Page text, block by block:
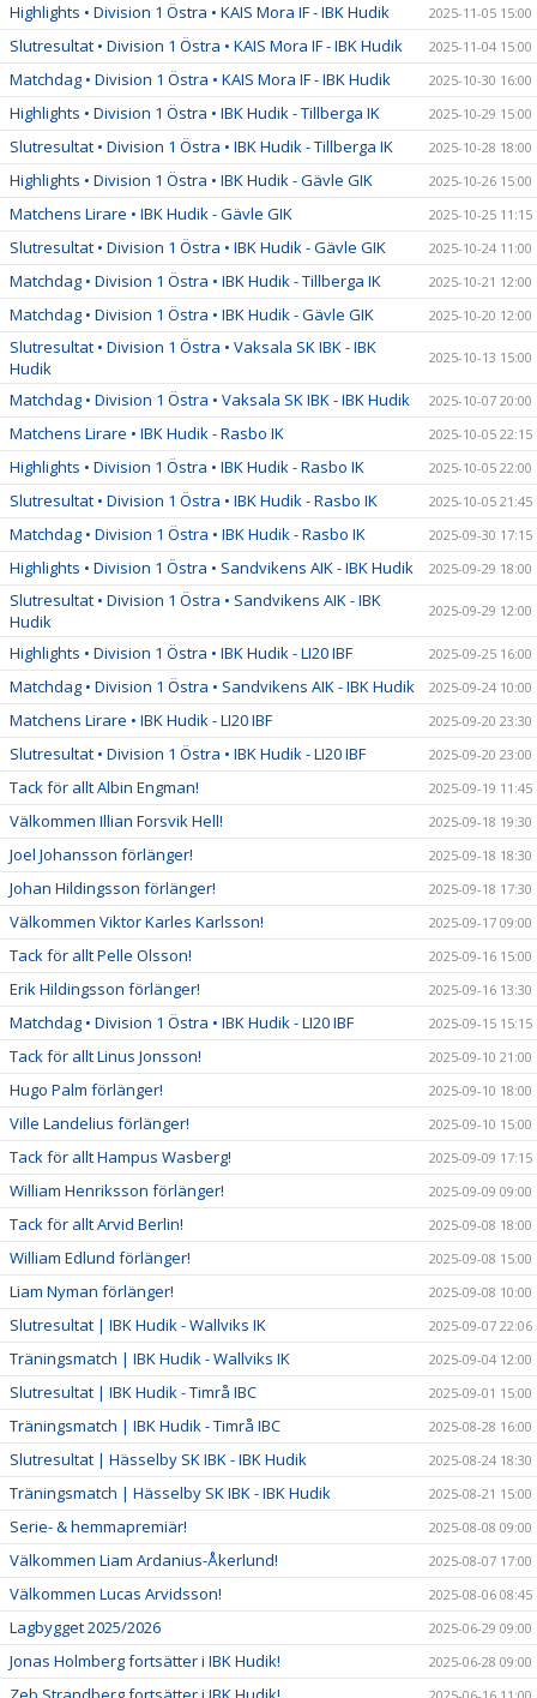
Highlights • Division 1 Östra • KAIS Mora IF - IBK Hudik 2025-11-05 15:00
Slutresultat • Division 1 Östra • KAIS Mora IF - IBK Hudik 2025-11-04 15:00
Matchdag • Division 1 Östra • KAIS Mora IF - IBK Hudik 2025-10-30 16:00
Highlights • Division 1 Östra • IBK Hudik - Tillberga IK 2025-10-29 15:00
Slutresultat • Division 1 Östra • IBK Hudik - Tillberga IK 2025-10-28 18:00
Highlights • Division 1 Östra • IBK Hudik - Gävle GIK 2025-10-26 15:00
Matchens Lirare • IBK Hudik - Gävle GIK 2025-10-25 11:15
Slutresultat • Division 1 Östra • IBK Hudik - Gävle GIK 2025-10-24 11:00
Matchdag • Division 1 Östra • IBK Hudik - Tillberga IK 2025-10-21 12:00
Matchdag • Division 1 Östra • IBK Hudik - Gävle GIK 2025-10-20 12:00
Slutresultat • Division 1 Östra • Vaksala SK IBK - IBK
Hudik
2025-10-13 15:00
Matchdag • Division 1 Östra • Vaksala SK IBK - IBK Hudik 2025-10-07 20:00
Matchens Lirare • IBK Hudik - Rasbo IK 2025-10-05 22:15
Highlights • Division 1 Östra • IBK Hudik - Rasbo IK 2025-10-05 22:00
Slutresultat • Division 1 Östra • IBK Hudik - Rasbo IK 2025-10-05 21:45
Matchdag • Division 1 Östra • IBK Hudik - Rasbo IK 2025-09-30 17:15
Highlights • Division 1 Östra • Sandvikens AIK - IBK Hudik 2025-09-29 18:00
Slutresultat • Division 1 Östra • Sandvikens AIK - IBK
Hudik
2025-09-29 12:00
Highlights • Division 1 Östra • IBK Hudik - LI20 IBF 2025-09-25 16:00
Matchdag • Division 1 Östra • Sandvikens AIK - IBK Hudik 2025-09-24 10:00
Matchens Lirare • IBK Hudik - LI20 IBF 2025-09-20 23:30
Slutresultat • Division 1 Östra • IBK Hudik - LI20 IBF 2025-09-20 23:00
Tack för allt Albin Engman! 2025-09-19 11:45
Välkommen Illian Forsvik Hell! 2025-09-18 19:30
Joel Johansson förlänger! 2025-09-18 18:30
Johan Hildingsson förlänger! 2025-09-18 17:30
Välkommen Viktor Karles Karlsson! 2025-09-17 09:00
Tack för allt Pelle Olsson! 2025-09-16 15:00
Erik Hildingsson förlänger! 2025-09-16 13:30
Matchdag • Division 1 Östra • IBK Hudik - LI20 IBF 2025-09-15 15:15
Tack för allt Linus Jonsson! 2025-09-10 21:00
Hugo Palm förlänger! 2025-09-10 18:00
Ville Landelius förlänger! 2025-09-10 15:00
Tack för allt Hampus Wasberg! 2025-09-09 17:15
William Henriksson förlänger! 2025-09-09 09:00
Tack för allt Arvid Berlin! 2025-09-08 18:00
William Edlund förlänger! 2025-09-08 15:00
Liam Nyman förlänger! 2025-09-08 10:00
Slutresultat | IBK Hudik - Wallviks IK 2025-09-07 22:06
Träningsmatch | IBK Hudik - Wallviks IK 2025-09-04 12:00
Slutresultat | IBK Hudik - Timrå IBC 2025-09-01 15:00
Träningsmatch | IBK Hudik - Timrå IBC 2025-08-28 16:00
Slutresultat | Hässelby SK IBK - IBK Hudik 2025-08-24 18:30
Träningsmatch | Hässelby SK IBK - IBK Hudik 2025-08-21 15:00
Serie- & hemmapremiär! 2025-08-08 09:00
Välkommen Liam Ardanius-Åkerlund! 2025-08-07 17:00
Välkommen Lucas Arvidsson! 2025-08-06 08:45
Lagbygget 2025/2026 2025-06-29 09:00
Jonas Holmberg fortsätter i IBK Hudik! 2025-06-28 09:00